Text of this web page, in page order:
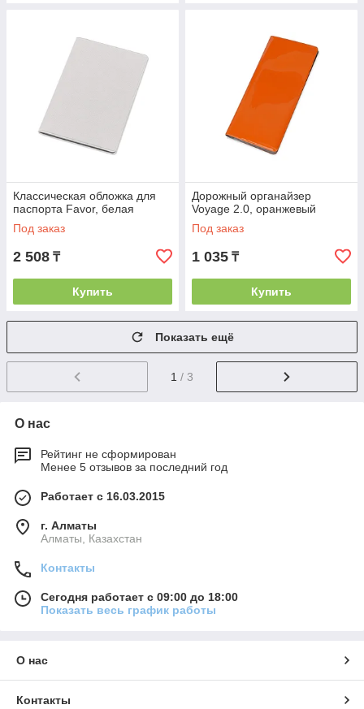
Классическая обложка для
паспорта Favor, белая
Под заказ
2 508 ₸
Купить
Дорожный органайзер
Voyage 2.0, оранжевый
Под заказ
1 035 ₸
Купить
Показать ещё
1 / 3
О нас
Рейтинг не сформирован
Менее 5 отзывов за последний год
Работает с 16.03.2015
г. Алматы
Алматы, Казахстан
Контакты
Сегодня работает с 09:00 до 18:00
Показать весь график работы
О нас
Контакты